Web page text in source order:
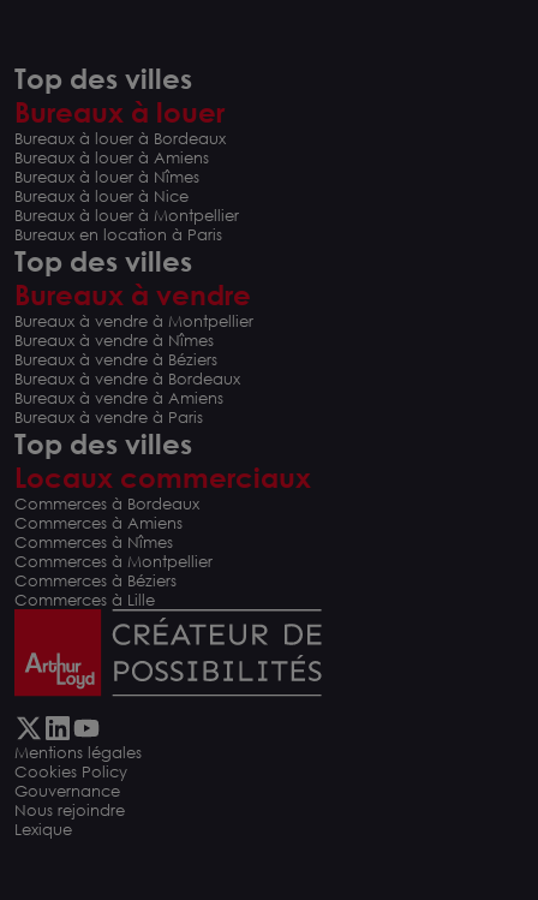
Top des villes
Bureaux à louer
Bureaux à louer à Bordeaux
Bureaux à louer à Amiens
Bureaux à louer à Nîmes
Bureaux à louer à Nice
Bureaux à louer à Montpellier
Bureaux en location à Paris
Top des villes
Bureaux à vendre
Bureaux à vendre à Montpellier
Bureaux à vendre à Nîmes
Bureaux à vendre à Béziers
Bureaux à vendre à Bordeaux
Bureaux à vendre à Amiens
Bureaux à vendre à Paris
Top des villes
Locaux commerciaux
Commerces à Bordeaux
Commerces à Amiens
Commerces à Nîmes
Commerces à Montpellier
Commerces à Béziers
Commerces à Lille
Mentions légales
Cookies Policy
Gouvernance
Nous rejoindre
Lexique